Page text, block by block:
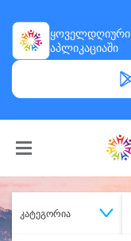
ყოველდღიური
აპლიკაციაში
კატეგორია